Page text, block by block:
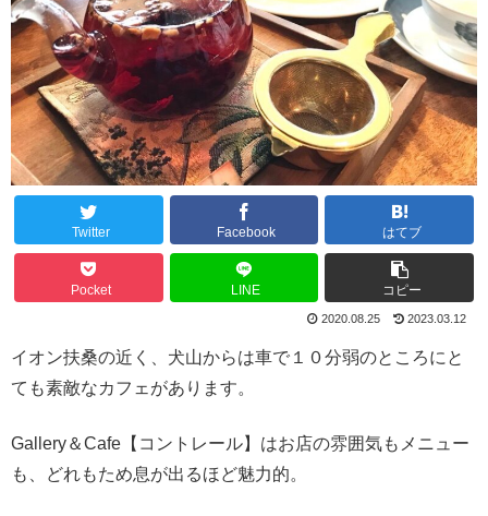
Twitter Facebook はてブ
Pocket LINE コピー
2020.08.25 2023.03.12
イオン扶桑の近く、犬山からは車で１０分弱のところにと
ても素敵なカフェがあります。
Gallery＆Cafe【コントレール】はお店の雰囲気もメニュー
も、どれもため息が出るほど魅力的。